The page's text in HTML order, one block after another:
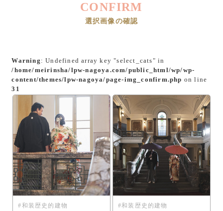
CONFIRM
選択画像の確認
Warning : Undefined array key "select_cats" in
/home/meirinsha/lpw-nagoya.com/public_html/wp/wp-
content/themes/lpw-nagoya/page-img_confirm.php on line
31
和装歴史的建物 和装歴史的建物